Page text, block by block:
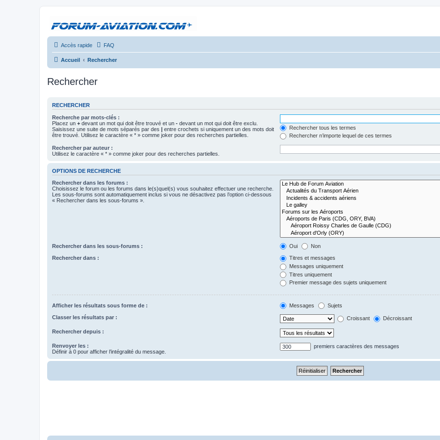
Accès rapide FAQ
Accueil Rechercher
Rechercher
RECHERCHER
Recherche par mots-clés :
Placez un + devant un mot qui doit être trouvé et un - devant un mot qui doit être exclu.
Saisissez une suite de mots séparés par des | entre crochets si uniquement un des mots doit
être trouvé. Utilisez le caractère « * » comme joker pour des recherches partielles.
Rechercher tous les termes
Rechercher n’importe lequel de ces termes
Rechercher par auteur :
Utilisez le caractère « * » comme joker pour des recherches partielles.
OPTIONS DE RECHERCHE
Rechercher dans les forums :
Choisissez le forum ou les forums dans le(s)quel(s) vous souhaitez effectuer une recherche.
Les sous-forums sont automatiquement inclus si vous ne désactivez pas l’option ci-dessous
« Rechercher dans les sous-forums ».
Rechercher dans les sous-forums : Oui Non
Rechercher dans :
Titres et messages
Messages uniquement
Titres uniquement
Premier message des sujets uniquement
Afficher les résultats sous forme de : Messages Sujets
Classer les résultats par : Croissant Décroissant
Rechercher depuis :
Renvoyer les :
Définir à 0 pour afficher l’intégralité du message.
premiers caractères des messages